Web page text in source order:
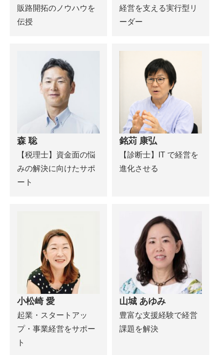
販路開拓のノウハウを
伝授
経営を支える実行型リ
ーダー
森 聡
【税理士】資金面の悩
みの解決に向けたサポ
ート
銘苅 康弘
【診断士】IT で経営を
進化させる
小松崎 愛
起業・スタートアッ
プ・事業経営をサポー
ト
山城 あゆみ
豊富な支援経験で経営
課題を解決